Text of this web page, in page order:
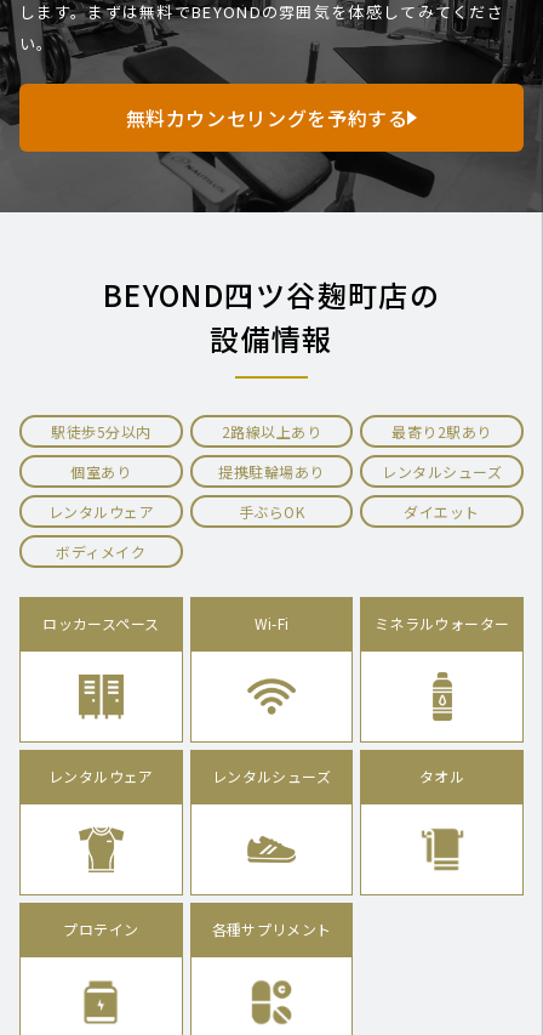
します。まずは無料でBEYONDの雰囲気を体感してみてくださ
い。
無料カウンセリングを予約する
BEYOND四ツ谷麹町店の
設備情報
駅徒歩5分以内 2路線以上あり
最寄り2駅あり
個室あり
提携駐輪場あり
レンタルシューズ
レンタルウェア
手ぶらOK
ダイエット
ボディメイク
ロッカースペース Wi-Fi ミネラルウォーター
レンタルウェア レンタルシューズ タオル
プロテイン 各種サプリメント